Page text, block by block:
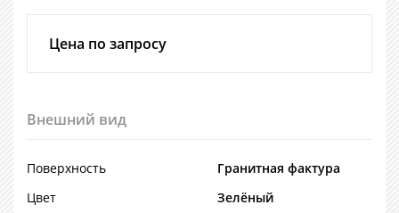
Цена по запросу
Внешний вид
Поверхность
Гранитная фактура
Цвет
Зелёный